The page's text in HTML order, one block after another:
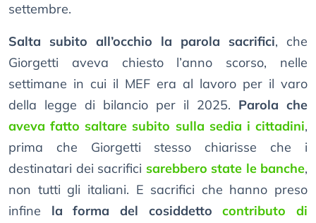
settembre.
Salta subito all’occhio la parola sacrifici, che
Giorgetti aveva chiesto l’anno scorso, nelle
settimane in cui il MEF era al lavoro per il varo
della legge di bilancio per il 2025. Parola che
aveva fatto saltare subito sulla sedia i cittadini,
prima che Giorgetti stesso chiarisse che i
destinatari dei sacrifici sarebbero state le banche,
non tutti gli italiani. E sacrifici che hanno preso
infine la forma del cosiddettocontributo di